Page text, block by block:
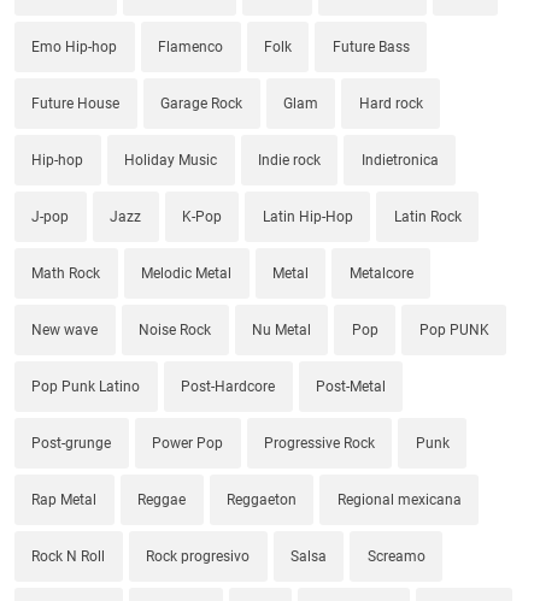
Emo Hip-hop Flamenco Folk Future Bass
Future House Garage Rock Glam Hard rock
Hip-hop Holiday Music Indie rock Indietronica
J-pop Jazz K-Pop Latin Hip-Hop Latin Rock
Math Rock Melodic Metal Metal Metalcore
New wave Noise Rock Nu Metal Pop Pop PUNK
Pop Punk Latino Post-Hardcore Post-Metal
Post-grunge Power Pop Progressive Rock Punk
Rap Metal Reggae Reggaeton Regional mexicana
Rock N Roll Rock progresivo Salsa Screamo